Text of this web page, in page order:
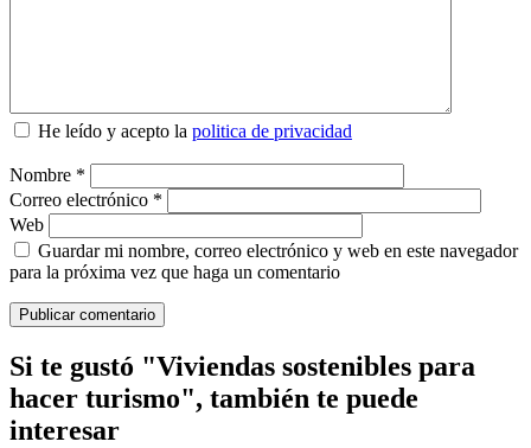
He leído y acepto la politica de privacidad
Nombre *
Correo electrónico *
Web
Guardar mi nombre, correo electrónico y web en este navegador
para la próxima vez que haga un comentario
Si te gustó "Viviendas sostenibles para
hacer turismo", también te puede
interesar